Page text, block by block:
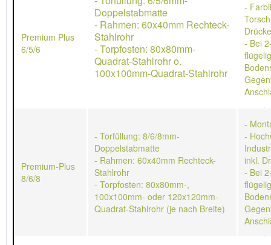
Premium Plus
6/5/6
Doppelstabmatte
- Rahmen: 60x40mm Rechteck-
Stahlrohr
- Torpfosten: 80x80mm-
Quadrat-Stahlrohr o.
100x100mm-Quadrat-Stahlrohr
-
- Bei
Premium-Plus
8/6/8
- Torfüllung: 8/6/8mm-
Doppelstabmatte
- Rahmen: 60x40mm Rechteck-
Stahlrohr
- Torpfosten: 80x80mm-,
100x100mm- oder 120x120mm-
Quadrat-Stahlrohr (je nach Breite)
-
-
inkl.
- Bei